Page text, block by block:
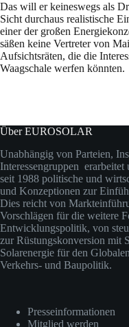
Das will er keineswegs als
Sicht durchaus realistische
einer der großen
säßen keine Vertreter von
Aufsichtsräten, die die
Waagschale werfen könnten.
Über EUROSOLAR
Unabhängig von Parteien,
Interessengruppen
seit 1988 politische und
und Konzeptionen zur
Dies reicht von
Vorschlägen für die weitere
Entwicklungspolitik, von
zur Rüstungskonversion mit
Solarenergie für den
Verkehrs- und Baupolitik.
Presseinformationen
Mitglied werden